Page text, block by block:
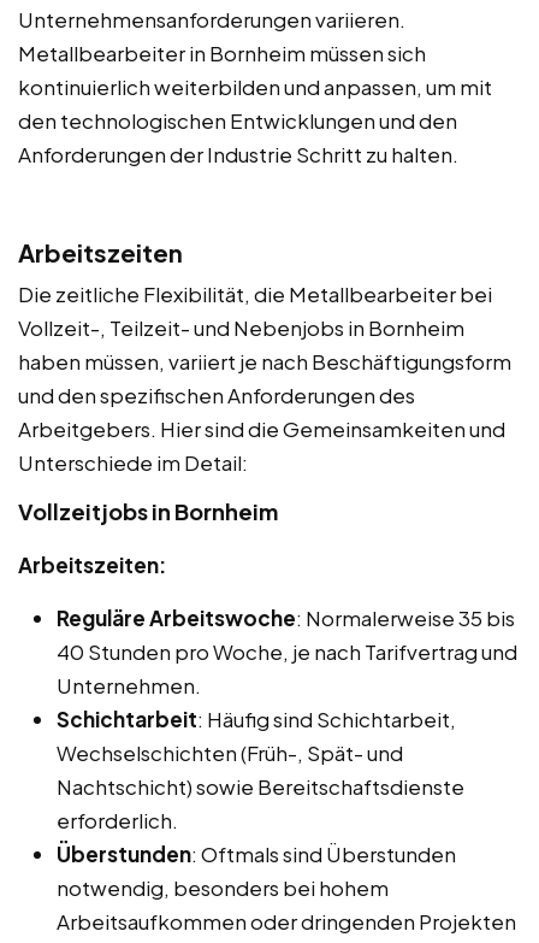
Unternehmensanforderungen variieren.
Metallbearbeiter in Bornheim müssen sich
kontinuierlich weiterbilden und anpassen, um mit
den technologischen Entwicklungen und den
Anforderungen der Industrie Schritt zu halten.
Arbeitszeiten
Die zeitliche Flexibilität, die Metallbearbeiter bei
Vollzeit-, Teilzeit- und Nebenjobs in Bornheim
haben müssen, variiert je nach Beschäftigungsform
und den spezifischen Anforderungen des
Arbeitgebers. Hier sind die Gemeinsamkeiten und
Unterschiede im Detail:
Vollzeitjobs in Bornheim
Arbeitszeiten:
Reguläre Arbeitswoche: Normalerweise 35 bis
40 Stunden pro Woche, je nach Tarifvertrag und
Unternehmen.
Schichtarbeit: Häufig sind Schichtarbeit,
Wechselschichten (Früh-, Spät- und
Nachtschicht) sowie Bereitschaftsdienste
erforderlich.
Überstunden: Oftmals sind Überstunden
notwendig, besonders bei hohem
Arbeitsaufkommen oder dringenden Projekten